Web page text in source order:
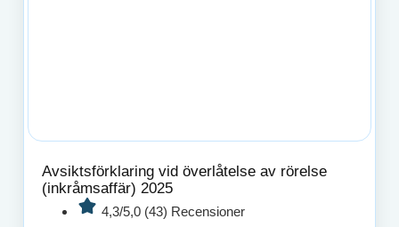
Avsiktsförklaring vid överlåtelse av rörelse
(inkråmsaffär) 2025
4,3/5,0 (43) Recensioner